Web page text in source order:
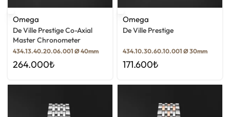
Omega
De Ville Prestige Co-Axial
Master Chronometer
434.13.40.20.06.001 Ø 40mm
264.000₺
Omega
De Ville Prestige
434.10.30.60.10.001 Ø 30mm
171.600₺